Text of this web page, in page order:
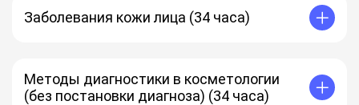
Заболевания кожи лица (34 часа)
Методы диагностики в косметологии
(без постановки диагноза) (34 часа)